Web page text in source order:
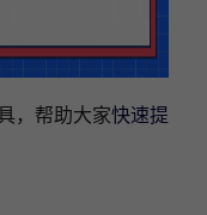
，帮助大家快速提